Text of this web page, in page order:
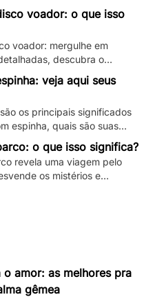
Clique e fique por dentro.
voador: o que isso
voador: mergulhe em
descubra o
e psicológico e todas as
veja aqui seus
os principais significados
espinha, quais são suas
e muito mais.
o que isso significa?
revela uma viagem pelo
os mistérios e
o amor: as melhores pra
gêmea